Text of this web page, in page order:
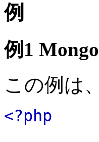
例
例1
この例は
<?php